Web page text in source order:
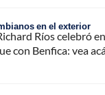
en el exterior
Ríos celebró
con Benfica: vea